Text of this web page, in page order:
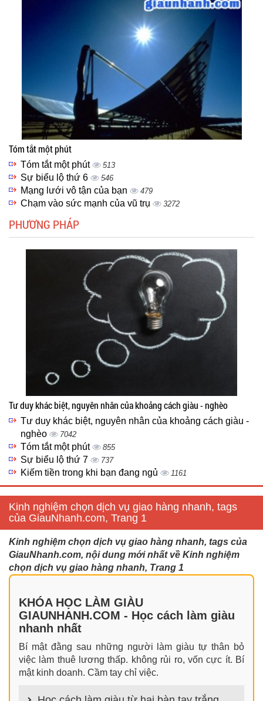
Tóm tắt một phút
Tóm tắt một phút 513
Sự biểu lộ thứ 6 546
Mạng lưới vô tận của bạn 479
Chạm vào sức mạnh của vũ trụ 3272
PHƯƠNG PHÁP
Tư duy khác biệt, nguyên nhân của khoảng cách giàu - nghèo
Tư duy khác biệt, nguyên nhân của khoảng cách giàu -
nghèo
7042
Tóm tắt một phút 855
Sự biểu lộ thứ 7 737
Kiếm tiền trong khi bạn đang ngủ 1161
Kinh nghiệm chọn dịch vụ giao hàng nhanh, tags
của GiauNhanh.com, Trang 1
Kinh nghiệm chọn dịch vụ giao hàng nhanh, tags của
GiauNhanh.com, nội dung mới nhất về Kinh nghiệm
chọn dịch vụ giao hàng nhanh, Trang 1
KHÓA HỌC LÀM GIÀU
GIAUNHANH.COM - Học cách làm giàu
nhanh nhất
Bí mật đằng sau những người làm giàu tự thân bỏ
việc làm thuê lương thấp. không rủi ro, vốn cực ít. Bí
mật kinh doanh. Cầm tay chỉ việc.